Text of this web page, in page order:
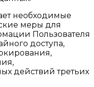
необходимые
меры для
Пользователя
доступа,
действий третьих